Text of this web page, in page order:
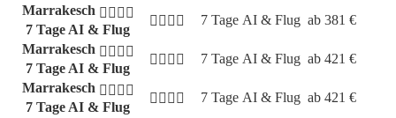
Marrakesch
7 Tage AI & Flug
7 Tage AI & Flug ab 381 €
Marrakesch
7 Tage AI & Flug
7 Tage AI & Flug ab 421 €
Marrakesch
7 Tage AI & Flug
7 Tage AI & Flug ab 421 €